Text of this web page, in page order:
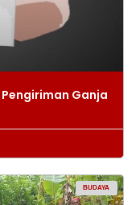
Ganja
BUDAYA